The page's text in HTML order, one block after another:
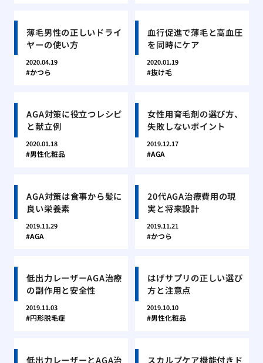
薄毛男性の正しいドライ
ヤーの使い方
2020.04.19
かつら
血行促進で薄毛と高血圧
を同時にケア
2020.01.19
抜け毛
AGA対策に役立つレシピ
と献立例
2020.01.18
男性化粧品
女性用育毛剤の選び方、
失敗しないポイント
2019.12.17
AGA
AGA対策は食事から髪に
良い栄養素
2019.11.29
AGA
20代AGA治療費用の現
実と将来設計
2019.11.21
かつら
低出力レーザーAGA治療
の副作用と安全性
2019.11.03
円形脱毛症
はげサプリの正しい選び
方と注意点
2019.10.10
男性化粧品
低出力レーザーとAGA治 スカルプケア機能付きド